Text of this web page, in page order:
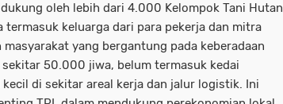
oleh lebih dari 4.000 Kelompok Tani Hutan
termasuk keluarga dari para pekerja dan mitra
yang bergantung pada keberadaan
sekitar 50.000 jiwa, belum termasuk kedai
kecil di sekitar areal kerja dan jalur logistik. Ini